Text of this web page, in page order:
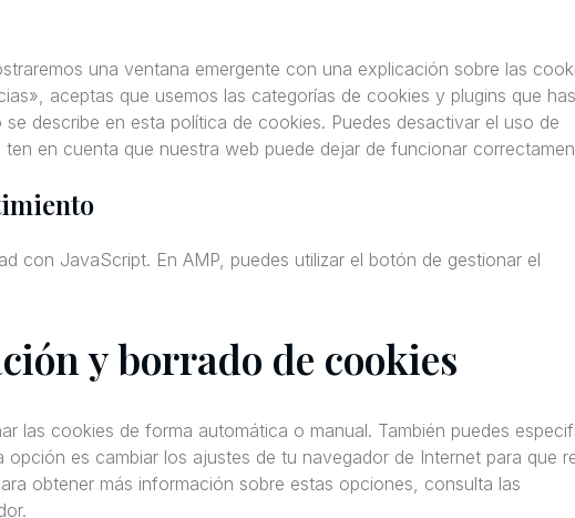
una ventana emergente con una explicación sobre las
aceptas que usemos las categorías de cookies y plugins que has
describe en esta política de cookies. Puedes desactivar el uso de
en cuenta que nuestra web puede dejar de funcionar
con JavaScript. En AMP, puedes utilizar el botón de gestionar el
y borrado de cookies
las cookies de forma automática o manual. También puedes
es cambiar los ajustes de tu navegador de Internet para que
obtener más información sobre estas opciones, consulta las